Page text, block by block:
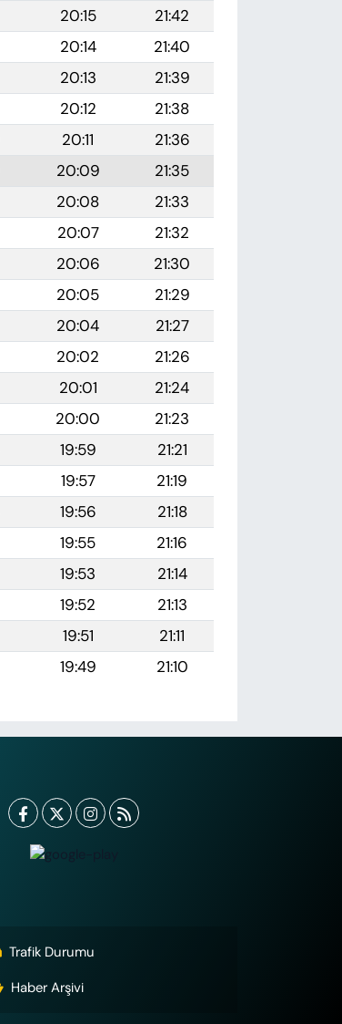
20:15
21:42
20:14
21:40
20:13
21:39
20:12
21:38
20:11
21:36
20:09
21:35
20:08
21:33
20:07
21:32
20:06
21:30
20:05
21:29
20:04
21:27
20:02
21:26
20:01
21:24
20:00
21:23
19:59
21:21
19:57
21:19
19:56
21:18
19:55
21:16
19:53
21:14
19:52
21:13
19:51
21:11
19:49 21:10
Trafik Durumu
Haber Arşivi